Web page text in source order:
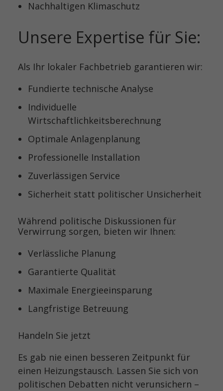
Nachhaltigen Klimaschutz
Unsere Expertise für Sie:
Als Ihr lokaler Fachbetrieb garantieren wir:
Fundierte technische Analyse
Individuelle
Wirtschaftlichkeitsberechnung
Optimale Anlagenplanung
Professionelle Installation
Zuverlässigen Service
Sicherheit statt politischer Unsicherheit
Während politische Diskussionen für
Verwirrung sorgen, bieten wir Ihnen:
Verlässliche Planung
Garantierte Qualität
Maximale Energieeinsparung
Langfristige Betreuung
Handeln Sie jetzt
Es gab nie einen besseren Zeitpunkt für
einen Heizungstausch. Lassen Sie sich von
politischen Debatten nicht verunsichern –